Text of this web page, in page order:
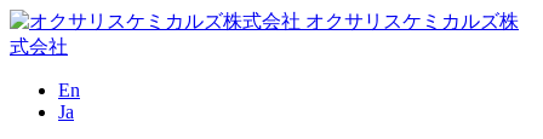
オクサリスケミカルズ株
式会社
En
Ja